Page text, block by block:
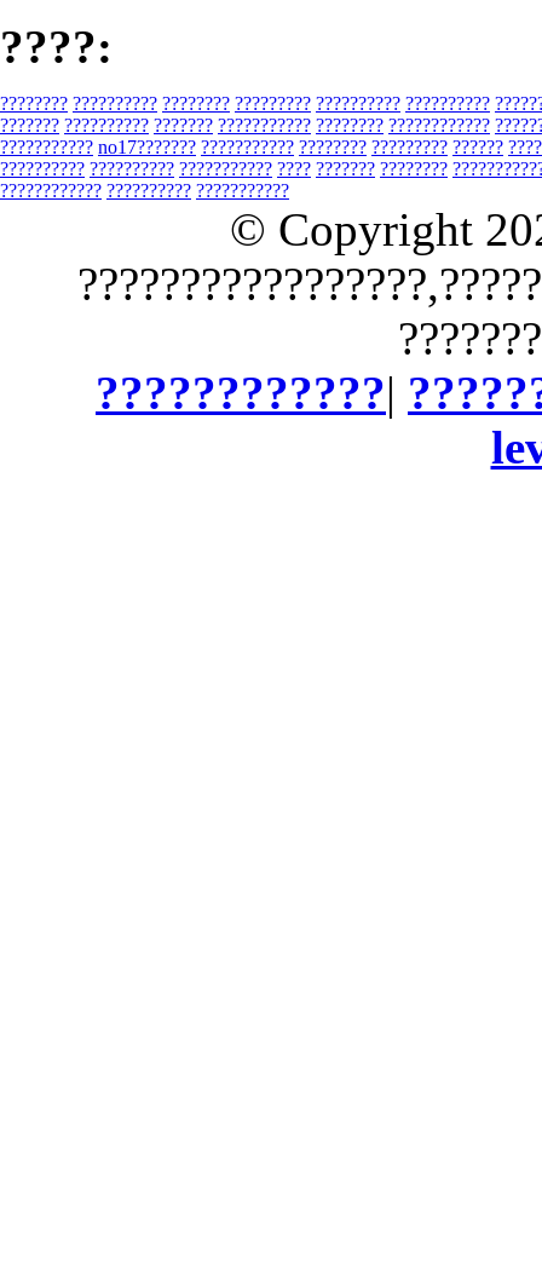
????:
???????? ?????????? ???????? ????????? ?????????? ??????????
??????? ?????????? ??????? ??????????? ???????? ????????????
??????????? no17??????? ??????????? ???????? ????????? ??????
?????????? ?????????? ??????????? ???? ??????? ????????
???????????? ?????????? ???????????
© Copyright
????????????|